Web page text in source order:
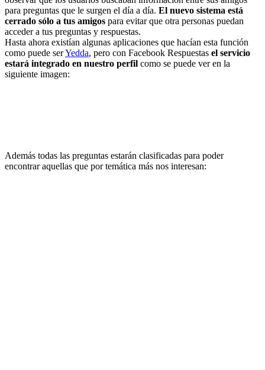
para preguntas que le surgen el día a día. El nuevo sistema está
cerrado sólo a tus amigos para evitar que otra personas puedan
acceder a tus preguntas y respuestas.
Hasta ahora existían algunas aplicaciones que hacían esta función
como puede serYedda, pero con Facebook Respuestas el servicio
estará integrado en nuestro perfil como se puede ver en la
siguiente imagen:
Además todas las preguntas estarán clasificadas para poder
encontrar aquellas que por temática más nos interesan: